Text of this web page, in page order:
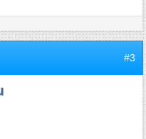
#3